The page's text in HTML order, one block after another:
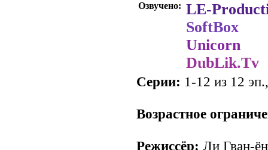
Озвучено: LE-
SoftBox
Unicorn
DubLik.Tv
Серии: 1-12 из 12
Возрастное
Режиссёр: Ли Гван-ён